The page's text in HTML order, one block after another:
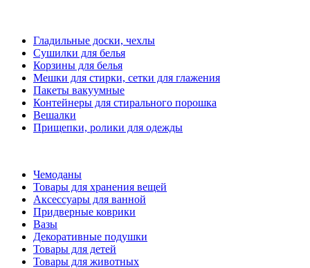
Гладильные доски, чехлы
Сушилки для белья
Корзины для белья
Мешки для стирки, сетки для глажения
Пакеты вакуумные
Контейнеры для стирального порошка
Вешалки
Прищепки, ролики для одежды
Чемоданы
Товары для хранения вещей
Аксессуары для ванной
Придверные коврики
Вазы
Декоративные подушки
Товары для детей
Товары для животных